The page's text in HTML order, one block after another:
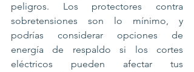
peligros. Los protectores contra
sobretensiones son lo mínimo, y
podrías considerar opciones de
energía de respaldo si los cortes
eléctricos pueden afectar tus